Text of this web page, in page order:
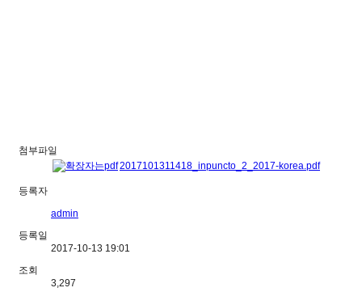
첨부파일
2017101311418_inpuncto_2_2017-korea.pdf
등록자
admin
등록일
2017-10-13 19:01
조회
3,297